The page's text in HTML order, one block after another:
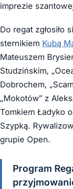
imprezie
Do regat zgłosiło
sternikiem Kubą
Mateuszem
Studzińskim,
Dobrochem,
„Mokotów” z
Tomkiem Ładyko
Szypką.
grupie Open.
Program